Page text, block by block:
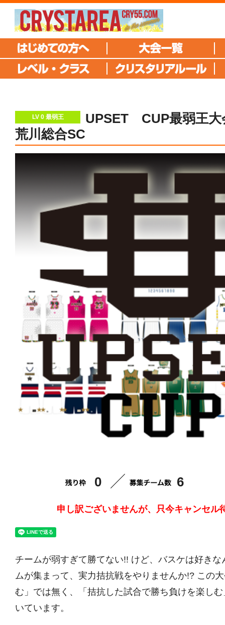
LV 0 最弱王
UPSET CUP最弱王大
荒川総合SC
0 6
申し訳ございませんが、只今キャンセル
チームが弱すぎて勝てない!! けど、バスケは好き
ムが集まって、実力拮抗戦をやりませんか!? この
む」では無く、「拮抗した試合で勝ち負けを楽し
いています。